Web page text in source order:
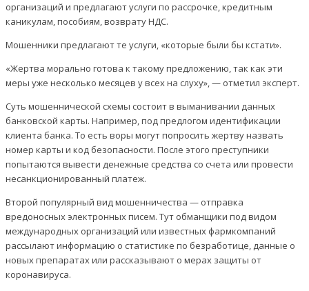
организаций и предлагают услуги по рассрочке, кредитным
каникулам, пособиям, возврату НДС.
Мошенники предлагают те услуги, «которые были бы кстати».
«Жертва морально готова к такому предложению, так как эти
меры уже несколько месяцев у всех на слуху», — отметил эксперт.
Суть мошеннической схемы состоит в выманивании данных
банковской карты. Например, под предлогом идентификации
клиента банка. То есть воры могут попросить жертву назвать
номер карты и код безопасности. После этого преступники
попытаются вывести денежные средства со счета или провести
несанкционированный платеж.
Второй популярный вид мошенничества — отправка
вредоносных электронных писем. Тут обманщики под видом
международных организаций или известных фармкомпаний
рассылают информацию о статистике по безработице, данные о
новых препаратах или рассказывают о мерах защиты от
коронавируса.